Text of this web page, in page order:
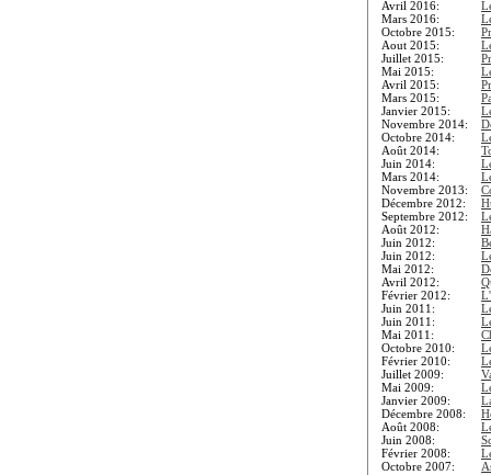
Avril 2016:
Mars 2016:
Octobre 2015:
Aout 2015:
Juillet 2015:
Mai 2015:
Avril 2015:
Mars 2015:
Janvier 2015:
Novembre 2014:
Octobre 2014:
Août 2014:
Juin 2014:
Mars 2014:
Novembre 2013:
Décembre 2012:
Septembre 2012:
Août 2012:
Juin 2012:
Juin 2012:
Mai 2012:
Avril 2012:
Février 2012:
Juin 2011:
Juin 2011:
Mai 2011:
Octobre 2010:
Février 2010:
Juillet 2009:
Mai 2009:
Janvier 2009:
Décembre 2008:
Août 2008:
Juin 2008:
Février 2008:
Octobre 2007: